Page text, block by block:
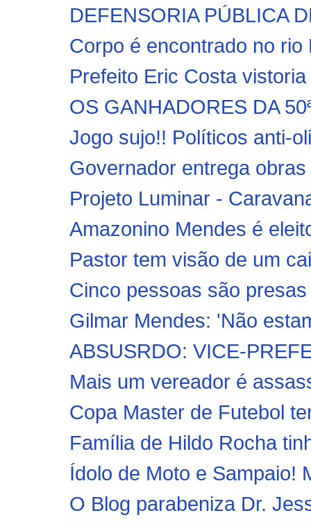
DEFENSORIA PÚBLICA
Corpo é encontrado no
Prefeito Eric Costa
OS GANHADORES DA
Jogo sujo!! Políticos anti-
Governador entrega
Projeto Luminar -
Amazonino Mendes é
Pastor tem visão de um
Cinco pessoas são
Gilmar Mendes: 'Não
ABSUSRDO: VICE-
Mais um vereador é
Copa Master de Futebol
Família de Hildo Rocha
Ídolo de Moto e Sampaio!
O Blog parabeniza Dr.